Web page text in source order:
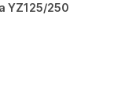
YZ125/250